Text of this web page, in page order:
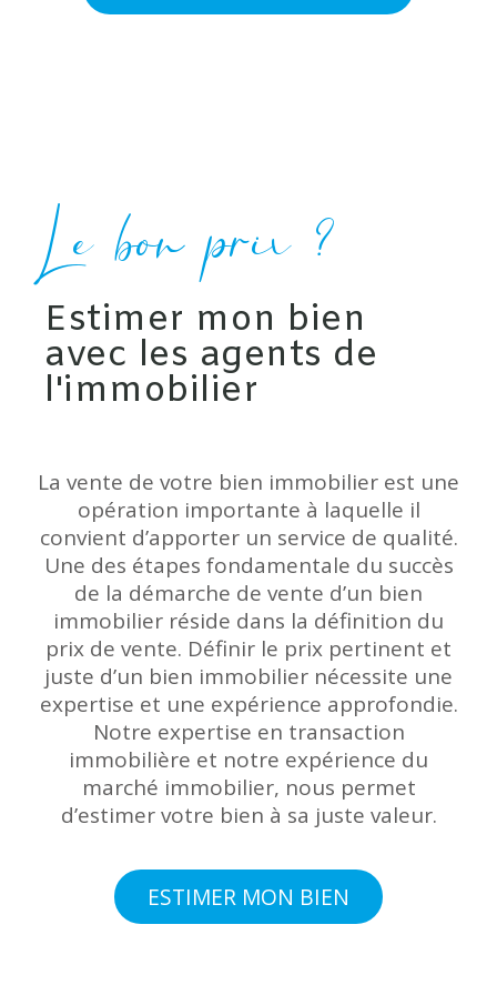
Le bon prix ?
Estimer mon bien
avec les agents de
l'immobilier
La vente de votre bien immobilier est une
opération importante à laquelle il
convient d’apporter un service de qualité.
Une des étapes fondamentale du succès
de la démarche de vente d’un bien
immobilier réside dans la définition du
prix de vente. Définir le prix pertinent et
juste d’un bien immobilier nécessite une
expertise et une expérience approfondie.
Notre expertise en transaction
immobilière et notre expérience du
marché immobilier, nous permet
d’estimer votre bien à sa juste valeur.
ESTIMER MON BIEN